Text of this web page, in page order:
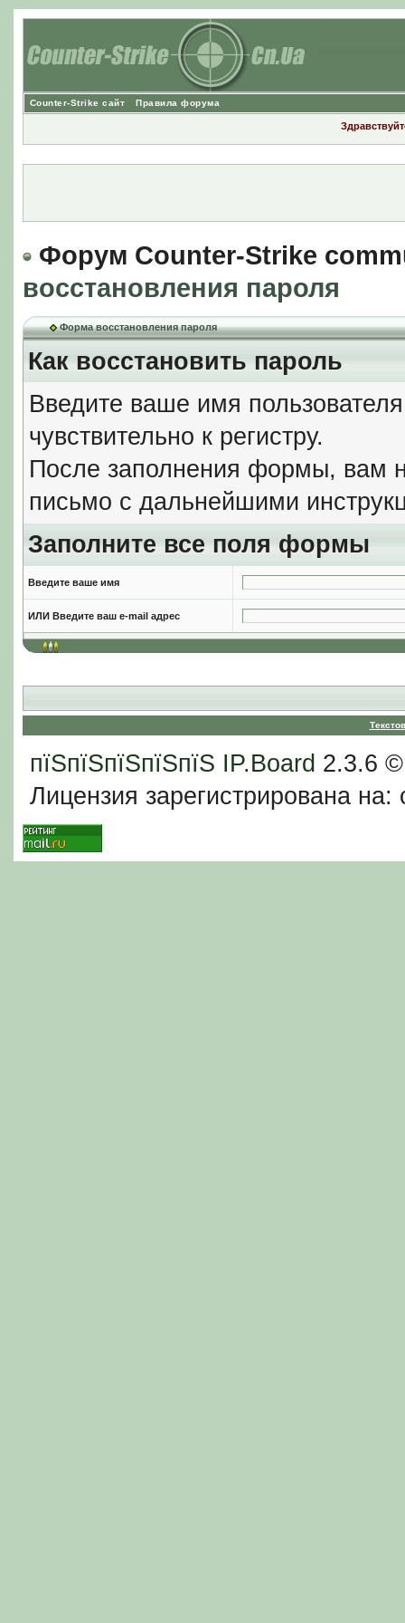
Counter-Strike сайт Правила форума
Форум Counter-Strike
восстановления пароля
Форма восстановления пароля
Как восстановить пароль
Введите ваше имя
чувствительно к регистру.
После заполнения формы, вам
письмо с дальнейшими
Заполните все поля формы
Введите ваше имя
ИЛИ Введите ваш e-mail адрес
пїЅпїЅпїЅпїЅпїЅ IP.Board 2.3.6
Лицензия зарегистрирована